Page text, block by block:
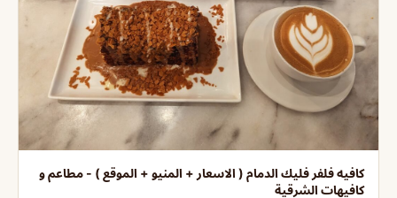
كافيه فلفر فليك الدمام ( الاسعار + المنيو + الموقع ) - مطاعم و
كافيهات الشرقية